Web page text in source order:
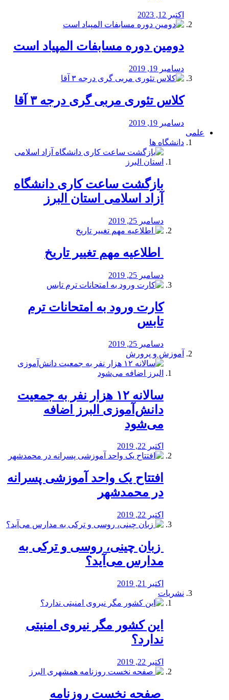
اکتبر 12, 2023
دومین دوره مسابفات المپیاد است
دسامبر 19, 2019
کلاس تئوری مربی گری درجه ۳ آقا
دسامبر 19, 2019
علمی
دانشگاه ها
بازگشت ساعت کاری دانشگاه
آزاد اسلامی استان البرز
دسامبر 25, 2019
️ اطلاعیه مهم تغییر تاریخ
دسامبر 25, 2019
کارت ورود به امتحانات ترم
تابس
دسامبر 25, 2019
آموزش و پرورش
️سالانه ۱۲ هزار نفر به جمعیت
دانش‌آموزی البرز اضافه
می‌شود
اکتبر 22, 2019
افتتاح یک واحد آموزشی پسرانه
در محمدشهر
اکتبر 22, 2019
️ زبان چینی، روسی و ترکی به
مدارس می‌آید؟
اکتبر 21, 2019
نشریات
این کشور مگر نیروی امنیتی
ندارد؟
اکتبر 22, 2019
️ صفحه نخست روزنامه‌